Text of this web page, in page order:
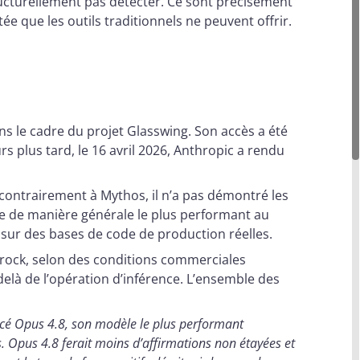
que les outils traditionnels ne peuvent offrir.
le cadre du projet Glasswing. Son accès a été
plus tard, le 16 avril 2026, Anthropic a rendu
à Mythos, il n’a pas démontré les
de manière générale le plus performant au
des bases de code de production réelles.
selon des conditions commerciales
de l’opération d’inférence. L’ensemble des
Opus 4.8, son modèle le plus performant
4.8 ferait moins d’affirmations non étayées et